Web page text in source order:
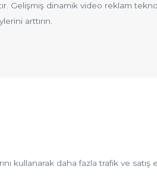
Gelişmiş dinamik video reklam
arttırın.
kullanarak daha fazla trafik ve satış